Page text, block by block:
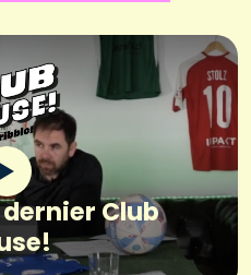
Club